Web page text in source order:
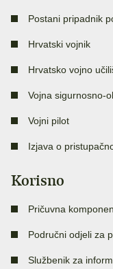
Postani pripadnik
Hrvatski vojnik
Hrvatsko vojno
Vojna sigurnosno-
Vojni pilot
Izjava o
Korisno
Pričuvna
Područni odjeli za
Službenik za